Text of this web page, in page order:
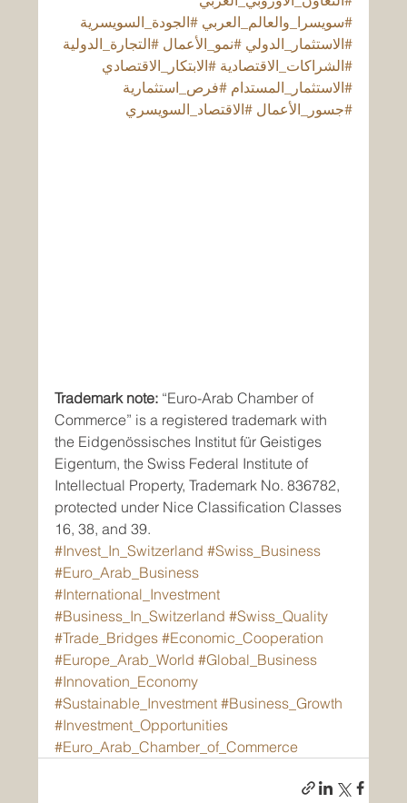
#سويسرا_والعالم_العربي #الجودة_السويسرية
#الاستثمار_الدولي #نمو_الأعمال #التجارة_الدولية
#الشراكات_الاقتصادية #الابتكار_الاقتصادي
#الاستثمار_المستدام #فرص_استثمارية
#جسور_الأعمال #الاقتصاد_السويسري
Trademark note: “Euro-Arab Chamber of
Commerce” is a registered trademark with
the Eidgenössisches Institut für Geistiges
Eigentum, the Swiss Federal Institute of
Intellectual Property, Trademark No. 836782,
protected under Nice Classification Classes
16, 38, and 39.
#Invest_In_Switzerland #Swiss_Business
#Euro_Arab_Business
#International_Investment
#Business_In_Switzerland #Swiss_Quality
#Trade_Bridges #Economic_Cooperation
#Europe_Arab_World #Global_Business
#Innovation_Economy
#Sustainable_Investment #Business_Growth
#Investment_Opportunities
#Euro_Arab_Chamber_of_Commerce